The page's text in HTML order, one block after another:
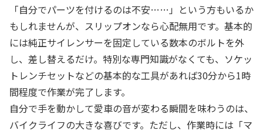
「自分でパーツを付けるのは不安……」という方もいるか
もしれませんが、スリップオンなら心配無用です。基本的
には純正サイレンサーを固定している数本のボルトを外
し、差し替えるだけ。特別な専門知識がなくても、ソケッ
トレンチセットなどの基本的な工具があれば30分から1時
間程度で作業が完了します。
自分で手を動かして愛車の音が変わる瞬間を味わうのは、
バイクライフの大きな喜びです。ただし、作業時には「マ